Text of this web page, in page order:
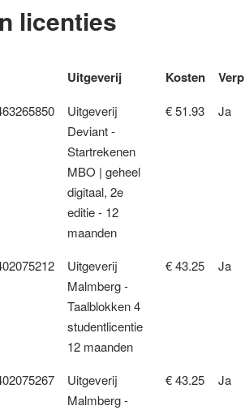
licenties
Uitgeverij Kosten
Uitgeverij
Deviant -
Startrekenen
MBO | geheel
digitaal, 2e
editie - 12
maanden
€ 51.93 Ja
Uitgeverij
Malmberg -
Taalblokken 4
studentlicentie
12 maanden
€ 43.25 Ja
Uitgeverij
Malmberg -
€ 43.25 Ja